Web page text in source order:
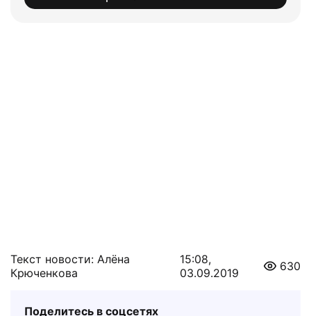
Текст новости: Алёна
Крюченкова
15:08,
03.09.2019
630
Поделитесь в соцсетях